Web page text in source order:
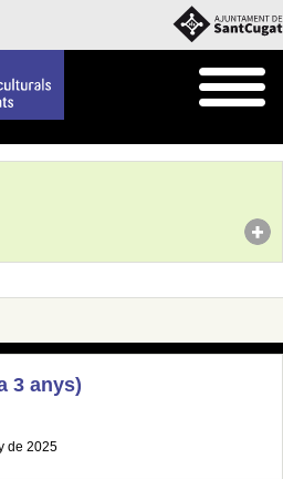
3 anys)
de 2025